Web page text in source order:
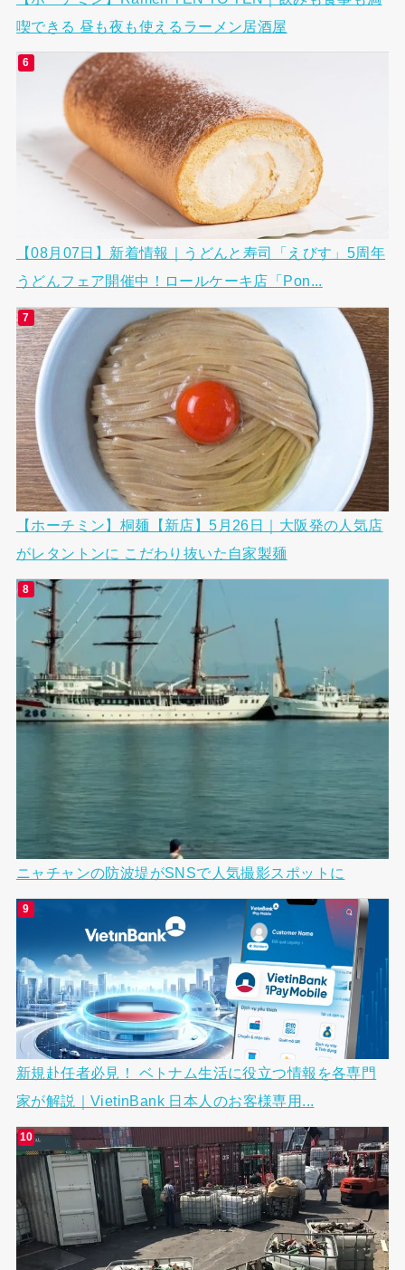
喫できる 昼も夜も使えるラーメン居酒屋
【08月07日】新着情報｜うどんと寿司「えびす」5周年
うどんフェア開催中！ロールケーキ店「Pon...
【ホーチミン】桐麺【新店】5月26日｜大阪発の人気店
がレタントンに こだわり抜いた自家製麺
ニャチャンの防波堤がSNSで人気撮影スポットに
新規赴任者必見！ ベトナム生活に役立つ情報を各専門
家が解説｜VietinBank 日本人のお客様専用...